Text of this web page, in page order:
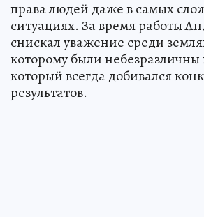
права людей даже в самых
ситуациях. За время работы
снискал уважение среди
которому были
который всегда добивался
результатов.